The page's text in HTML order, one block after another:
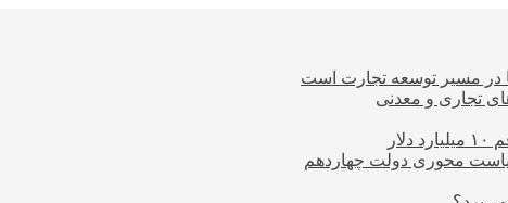
در مسیر توسعه تجارت است
تجاری و معدنی
سیاست محوری دولت چهاردهم